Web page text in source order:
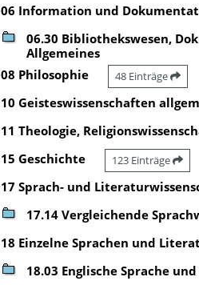
06 Information und
06.30 Bibliothekswesen,
Allgemeines
08 Philosophie 48 Einträge
10 Geisteswissenschaften
11 Theologie,
15 Geschichte 123 Einträge
17 Sprach- und
17.14 Vergleichende
18 Einzelne Sprachen und
18.03 Englische Sprache